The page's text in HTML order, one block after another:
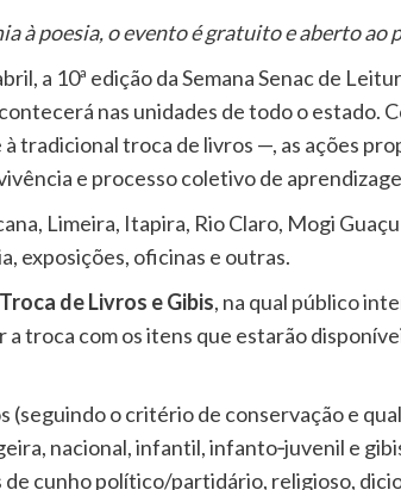
à poesia, o evento é gratuito e aberto ao
a 10ª edição da Semana Senac de
nas unidades de todo o estado.
tradicional troca de livros —, as ações
e processo coletivo de
Limeira, Itapira, Rio Claro, Mogi
exposições, oficinas e outras.
de Livros e Gibis, na qual público
troca com os itens que estarão
(seguindo o critério de conservação e
nacional, infantil, infanto‐juvenil e
cunho político/partidário, religioso,